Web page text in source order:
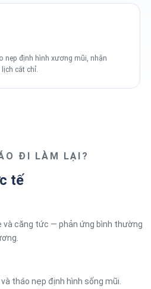
nẹp định hình xương mũi, nhận
cắt chỉ.
ĐI LÀM LẠI?
tế
và căng tức — phản ứng bình thường
tháo nẹp định hình sống mũi.